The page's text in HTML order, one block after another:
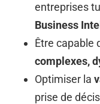
entreprises
Business
Être capable
complexes,
Optimiser la
prise de